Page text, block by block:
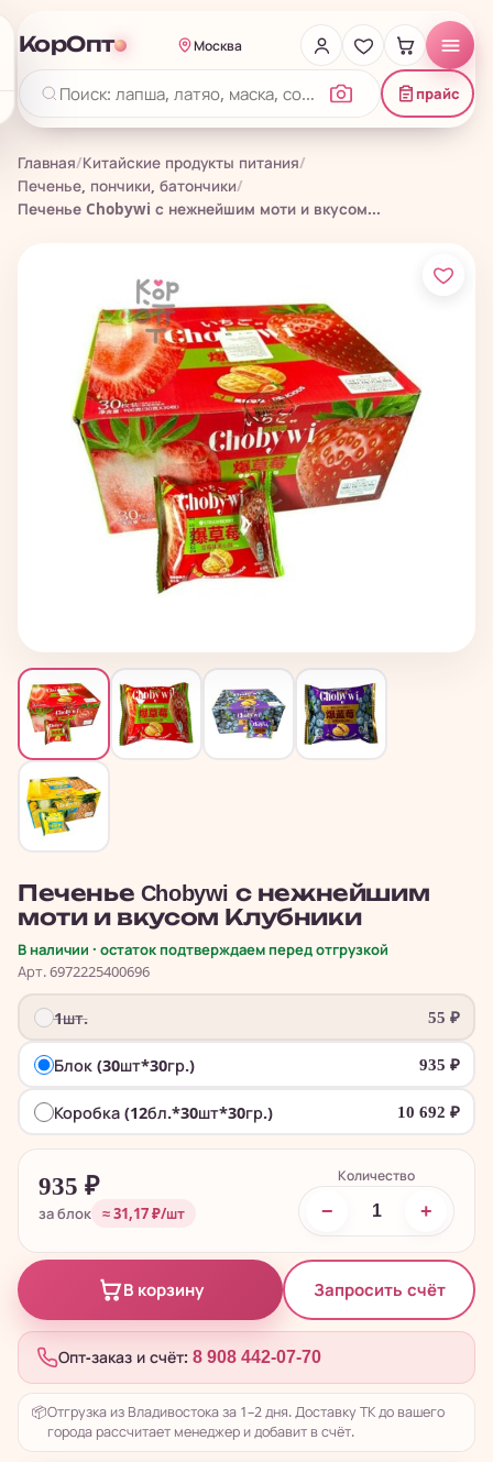
КорОпт Москва
прайс
Главная/Китайские продукты питания/
Печенье, пончики, батончики/
Печенье Chobywi с нежнейшим моти и вкусом...
Печенье Chobywi с нежнейшим
моти и вкусом Клубники
В наличии · остаток подтверждаем перед отгрузкой
Арт. 6972225400696
1шт. 55 ₽
Блок (30шт*30гр.) 935 ₽
Коробка (12бл.*30шт*30гр.) 10 692 ₽
935 ₽
за блок ≈ 31,17 ₽/шт
Количество
− +
В корзину Запросить счёт
Опт-заказ и счёт: 8 908 442-07-70
📦Отгрузка из Владивостока за 1–2 дня. Доставку ТК до вашего
города рассчитает менеджер и добавит в счёт.